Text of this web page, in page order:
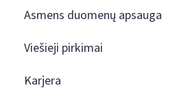
Asmens duomenų apsauga
Viešieji pirkimai
Karjera